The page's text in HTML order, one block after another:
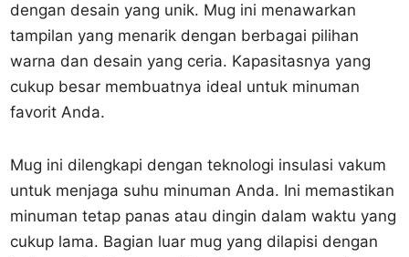
dengan desain yang unik. Mug ini menawarkan
tampilan yang menarik dengan berbagai pilihan
warna dan desain yang ceria. Kapasitasnya yang
cukup besar membuatnya ideal untuk minuman
favorit Anda.
Mug ini dilengkapi dengan teknologi insulasi vakum
untuk menjaga suhu minuman Anda. Ini memastikan
minuman tetap panas atau dingin dalam waktu yang
cukup lama. Bagian luar mug yang dilapisi dengan